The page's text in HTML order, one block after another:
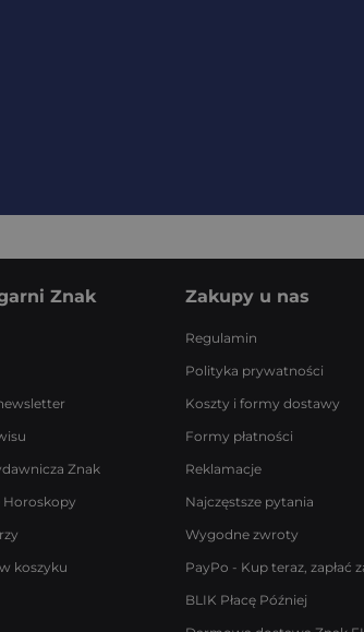
Znak
Znak
Horoskopy
koszyku
Zakupy u nas
Regulamin
Polityka prywatności
Koszty i formy dostawy
Formy płatności
Reklamacje
Najczęstsze pytania
Wygodne zwroty
PayPo - Kup teraz, zapłać
BLIK Płacę Później